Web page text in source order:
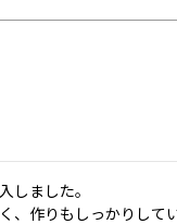
しました。
、作りもしっかりして